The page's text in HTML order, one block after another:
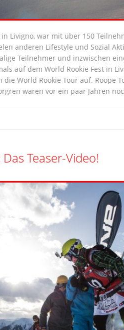
Livigno, war mit über 150
anderen Lifestyle und Sozial
Teilnehmer und inzwischen
auf dem World Rookie Fest in
World Rookie Tour auf. Roope
waren vor ein paar Jahren
Teaser-Video!